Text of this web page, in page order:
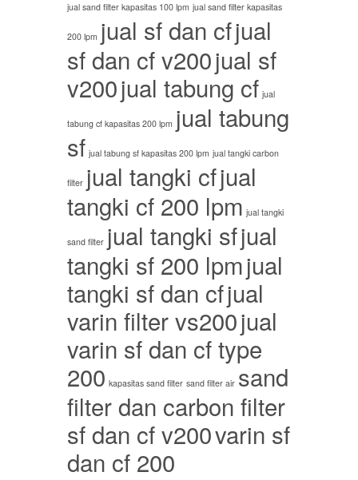
jual sand filter kapasitas 100 lpm jual sand filter kapasitas
200 lpm jual sf dan cfjual
sf dan cf v200jual sf
v200jual tabung cf jual
tabung cf kapasitas 200 lpm jual tabung
sf jual tabung sf kapasitas 200 lpm jual tangki carbon
filter jual tangki cfjual
tangki cf 200 lpm jual tangki
sand filter jual tangki sfjual
tangki sf 200 lpmjual
tangki sf dan cfjual
varin filter vs200jual
varin sf dan cf type
200 kapasitas sand filter sand filter air sand
filter dan carbon filter
sf dan cf v200varin sf
dan cf 200